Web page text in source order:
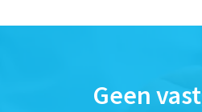
Geen